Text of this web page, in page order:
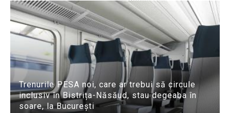
Trenurile PESA noi, care ar trebui să circule
inclusiv în Bistrița-Năsăud, stau degeaba în
soare, la București